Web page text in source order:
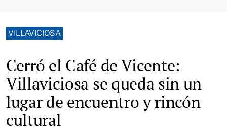
VILLAVICIOSA
Cerró el Café de Vicente:
Villaviciosa se queda sin un
lugar de encuentro y rincón
cultural